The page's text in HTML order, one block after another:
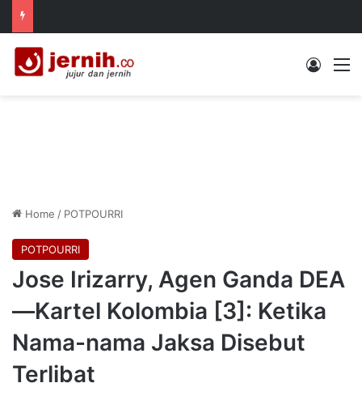
Log In
Home / POTPOURRI
POTPOURRI
Jose Irizarry, Agen Ganda DEA
—Kartel Kolombia [3]: Ketika
Nama-nama Jaksa Disebut
Terlibat